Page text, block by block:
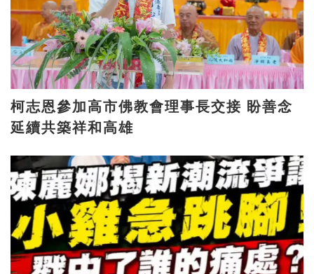
柯志恩參加高市佛教會理事長交接 盼善念
延續共築祥和高雄